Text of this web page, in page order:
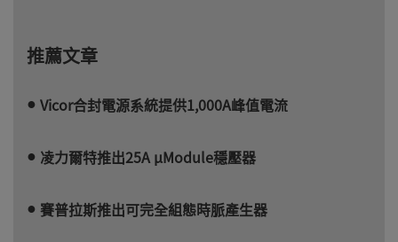
推薦文章
Vicor合封電源系統提供1,000A峰值電流
凌力爾特推出25A µModule穩壓器
賽普拉斯推出可完全組態時脈產生器